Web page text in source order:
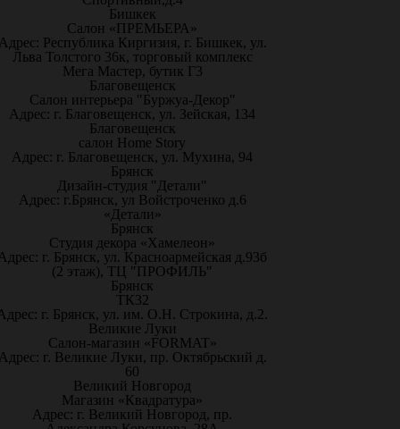
Бишкек
Салон «ПРЕМЬЕРА»
Республика Киргизия, г. Бишкек, ул.
Льва Толстого 36к, торговый комплекс
Мега Мастер, бутик Г3
Благовещенск
Салон интерьера "Буржуа-Декор"
Адрес: г. Благовещенск, ул. Зейская, 134
Благовещенск
салон Home Story
Адрес: г. Благовещенск, ул. Мухина, 94
Брянск
Дизайн-студия "Детали"
Адрес: г.Брянск, ул Войстроченко д.6
«Детали»
Брянск
Студия декора «Хамелеон»
г. Брянск, ул. Красноармейская д.93б
(2 этаж), ТЦ "ПРОФИЛЬ"
Брянск
ТК32
г. Брянск, ул. им. О.Н. Строкина, д.2.
Великие Луки
Салон-магазин «FORMAT»
г. Великие Луки, пр. Октябрьский д.
60
Великий Новгород
Магазин «Квадратура»
Адрес: г. Великий Новгород, пр.